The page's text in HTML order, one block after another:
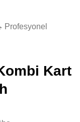
Profesyonel
Kart